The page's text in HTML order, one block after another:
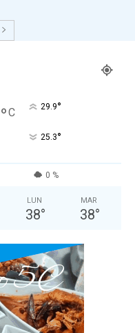
°C 29.9°
25.3°
0 %
LUN
38°
MAR
38°